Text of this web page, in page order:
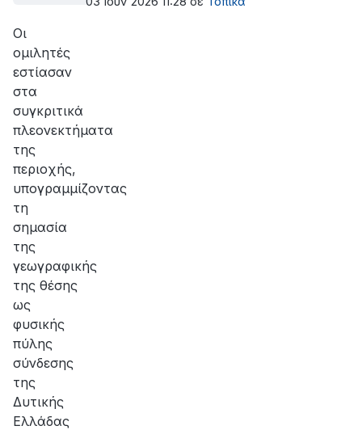
Οι
ομιλητές
εστίασαν
στα
συγκριτικά
πλεονεκτήματα
της
περιοχής,
υπογραμμίζοντας
τη
σημασία
της
γεωγραφικής
της θέσης
ως
φυσικής
πύλης
σύνδεσης
της
Δυτικής
Ελλάδας